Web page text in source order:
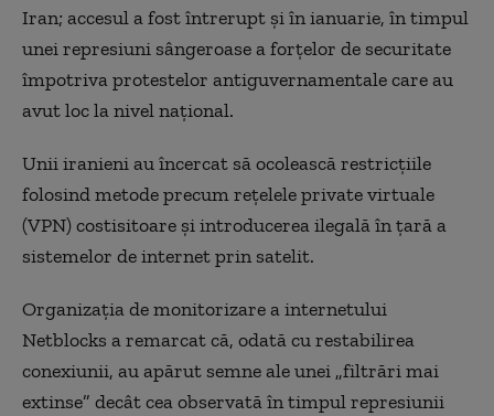
Iran; accesul a fost întrerupt și în ianuarie, în timpul
unei represiuni sângeroase a forțelor de securitate
împotriva protestelor antiguvernamentale care au
avut loc la nivel național.
Unii iranieni au încercat să ocolească restricțiile
folosind metode precum rețelele private virtuale
(VPN) costisitoare și introducerea ilegală în țară a
sistemelor de internet prin satelit.
Organizația de monitorizare a internetului
Netblocks a remarcat că, odată cu restabilirea
conexiunii, au apărut semne ale unei „filtrări mai
extinse” decât cea observată în timpul represiunii